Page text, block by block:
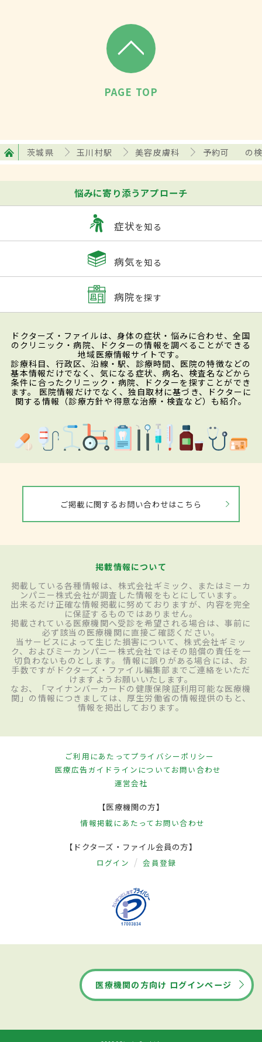
PAGE TOP
茨城県 玉川村駅 美容皮膚科 予約可 の
悩みに寄り添うアプローチ
症状を知る
病気を知る
病院を探す
ドクターズ・ファイルは、身体の症状・悩みに合わせ、全国
のクリニック・病院、ドクターの情報を調べることができる
地域医療情報サイトです。
診療科目、行政区、沿線・駅、診療時間、医院の特徴などの
基本情報だけでなく、気になる症状、病名、検査名などから
条件に合ったクリニック・病院、ドクターを探すことができ
ます。 医院情報だけでなく、独自取材に基づき、ドクターに
関する情報（診療方針や得意な治療・検査など）も紹介。
ご掲載に関するお問い合わせはこちら
掲載情報について
掲載している各種情報は、株式会社ギミック、またはミーカ
ンパニー株式会社が調査した情報をもとにしています。
出来るだけ正確な情報掲載に努めておりますが、内容を完全
に保証するものではありません。
掲載されている医療機関へ受診を希望される場合は、事前に
必ず該当の医療機関に直接ご確認ください。
当サービスによって生じた損害について、株式会社ギミッ
ク、およびミーカンパニー株式会社ではその賠償の責任を一
切負わないものとします。 情報に誤りがある場合には、お
手数ですがドクターズ・ファイル編集部までご連絡をいただ
けますようお願いいたします。
なお、「マイナンバーカードの健康保険証利用可能な医療機
関」の情報につきましては、厚生労働省の情報提供のもと、
情報を掲出しております。
ご利用にあたってプライバシーポリシー
医療広告ガイドラインについてお問い合わせ
運営会社
【医療機関の方】
情報掲載にあたって お問い合わせ
【ドクターズ・ファイル会員の方】
ログイン 会員登録
医療機関の方向け ログインページ